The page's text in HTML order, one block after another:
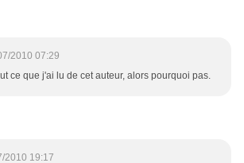
2010 07:29
ce que j'ai lu de cet auteur, alors pourquoi pas.
2010 19:17